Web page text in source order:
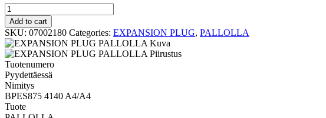
PALLOLLA
BPES875
4140
A4/A4
quantity
Add to cart
SKU: 07002180 Categories: EXPANSION PLUG, PALLOLLA
Tuotenumero
Pyydettäessä
Nimitys
BPES875 4140 A4/A4
Tuote